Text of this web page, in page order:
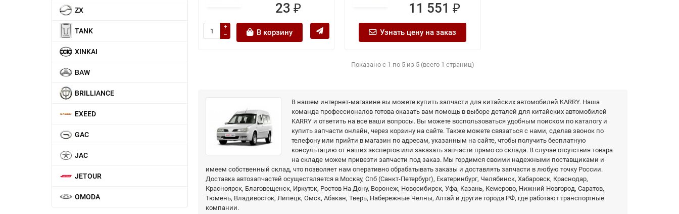
ZX
TANK
XINKAI
BAW
BRILLIANCE
EXEED
GAC
JAC
JETOUR
OMODA
23 ₽
В корзину
11 551 ₽
Узнать цену на заказ
Показано с 1 по 5 из 5 (всего 1 страниц)
В нашем интернет-магазине вы можете купить запчасти для китайских автомобилей KARRY. Наша
команда профессионалов готова оказать вам помощь в выборе деталей для китайских автомобилей
KARRY и ответить на все ваши вопросы. Вы можете воспользоваться удобным поиском по каталогу и
купить запчасти онлайн, через корзину на сайте. Также можете связаться с нами, сделав звонок по
телефону или прийти в магазин по адресам, указанным на сайте, чтобы получить бесплатную
консультацию от наших экспертов или заказать запчасти прямо со склада. В случае отсутствия товара
на складе можем привезти запчасти под заказ. Мы гордимся своими надежными поставщиками и
имеем собственный склад, что позволяет нам оперативно обрабатывать заказы и доставлять запчасти в любую точку России.
Доставка автозапчастей осуществляется в Москву, Спб (Санкт-Петербург), Екатеринбург, Челябинск, Хабаровск, Краснодар,
Красноярск, Благовещенск, Иркутск, Ростов На Дону, Воронеж, Новосибирск, Уфа, Казань, Кемерово, Нижний Новгород, Саратов,
Тюмень, Владивосток, Липецк, Омск, Абакан, Тверь, Набережные Челны, Алтай и другие города РФ, где работают транспортные
компании.